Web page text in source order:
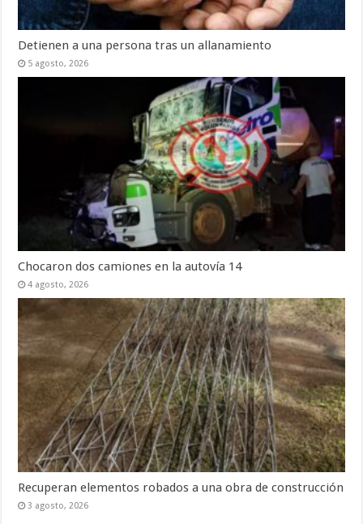
Detienen a una persona tras un allanamiento
5 agosto, 2026
Chocaron dos camiones en la autovía 14
4 agosto, 2026
Recuperan elementos robados a una obra de construcción
3 agosto, 2026